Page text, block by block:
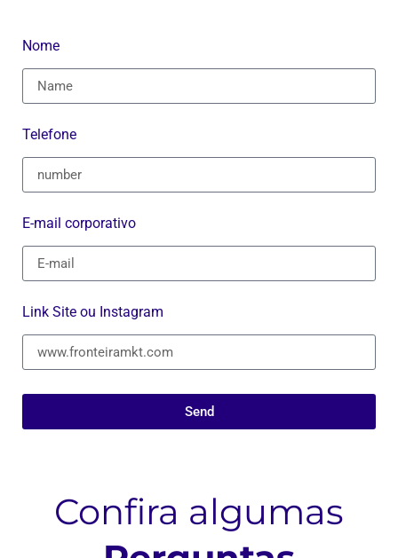
Nome
Telefone
E-mail corporativo
Link Site ou Instagram
Send
Confira algumas